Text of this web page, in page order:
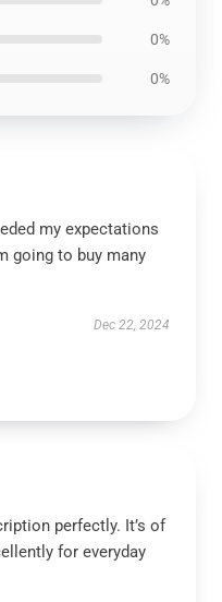
0%
0%
my expectations
going to buy many
Dec 22, 2024
perfectly. It’s of
for everyday